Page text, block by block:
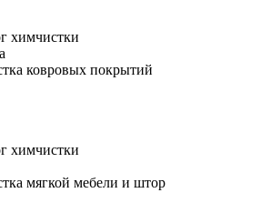
химчистки
ковровых покрытий
химчистки
мягкой мебели и штор